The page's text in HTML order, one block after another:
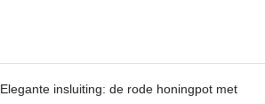
Elegante insluiting: de rode honingpot met